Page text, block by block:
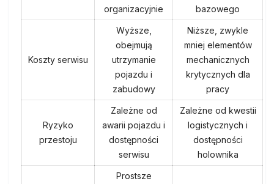
organizacyjnie
bazowego
Koszty serwisu
Wyższe,
obejmują
utrzymanie
pojazdu i
zabudowy
Niższe, zwykle
mniej elementów
mechanicznych
krytycznych dla
pracy
Ryzyko
przestoju
Zależne od
awarii pojazdu i
dostępności
serwisu
Zależne od kwestii
logistycznych i
dostępności
holownika
Prostsze